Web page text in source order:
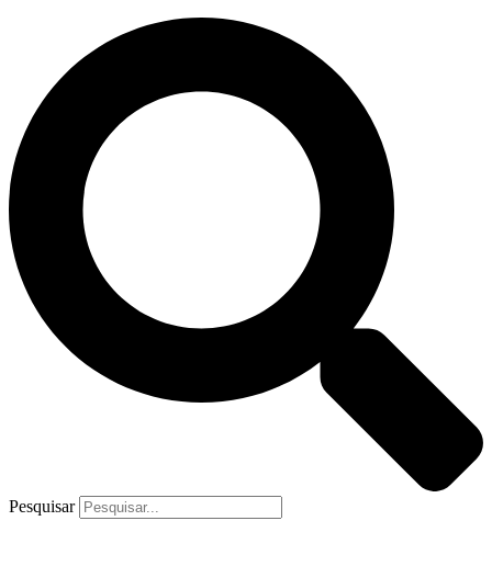
Pesquisar